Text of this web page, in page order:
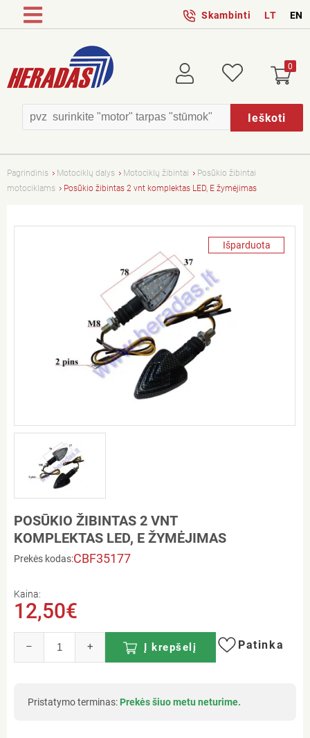
Skambinti LT EN
Ieškoti
Prisijungti Patikusios 0
Pagrindinis Motociklų dalys Motociklų žibintai
Posūkio žibintai
motociklams
Posūkio žibintas 2 vnt komplektas LED, E žymėjimas
Išparduota
POSŪKIO ŽIBINTAS 2 VNT
KOMPLEKTAS LED, E ŽYMĖJIMAS
Prekės kodas:CBF35177
Kaina:
12,50€
– + Į krepšelį Patinka
Pristatymo terminas: Prekės šiuo metu neturime.